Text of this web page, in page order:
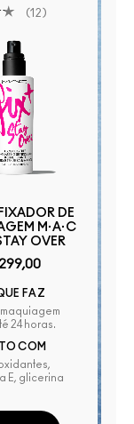
12
DE
M·A·C
OVER
FAZ
maquiagem
24 horas.
COM
E, glicerina